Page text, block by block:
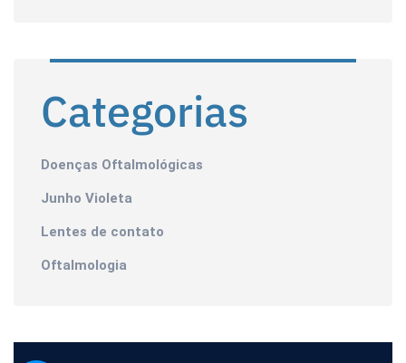
Categorias
Doenças Oftalmológicas
Junho Violeta
Lentes de contato
Oftalmologia